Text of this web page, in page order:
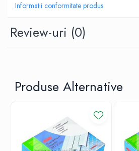
Informatii conformitate produs
Review-uri (0)
Produse Alternative